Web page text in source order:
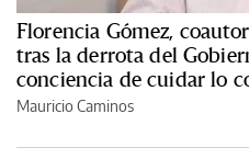
Florencia Gómez,
tras la derrota del
conciencia de cuidar lo
Mauricio Caminos